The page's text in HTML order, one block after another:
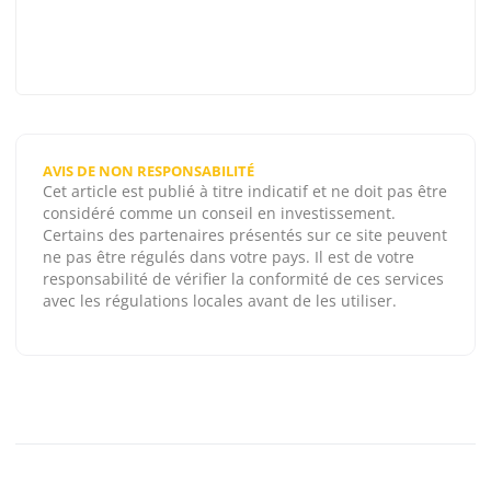
AVIS DE NON RESPONSABILITÉ
Cet article est publié à titre indicatif et ne doit pas être
considéré comme un conseil en investissement.
Certains des partenaires présentés sur ce site peuvent
ne pas être régulés dans votre pays. Il est de votre
responsabilité de vérifier la conformité de ces services
avec les régulations locales avant de les utiliser.